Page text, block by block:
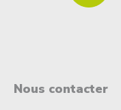
Nous contacter